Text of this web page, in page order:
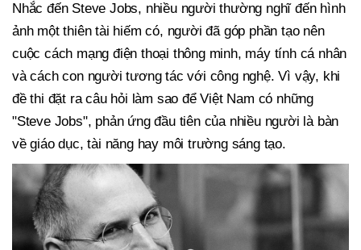
Nhắc đến Steve Jobs, nhiều người thường nghĩ đến hình
ảnh một thiên tài hiếm có, người đã góp phần tạo nên
cuộc cách mạng điện thoại thông minh, máy tính cá nhân
và cách con người tương tác với công nghệ. Vì vậy, khi
đề thi đặt ra câu hỏi làm sao để Việt Nam có những
"Steve Jobs", phản ứng đầu tiên của nhiều người là bàn
về giáo dục, tài năng hay môi trường sáng tạo.